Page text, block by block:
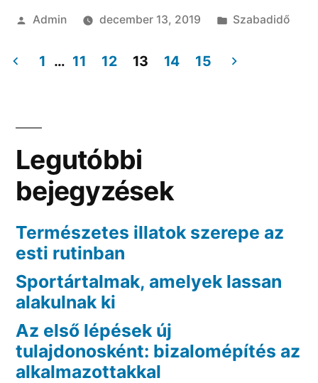
Szerző:
Admin december 13, 2019 Kategória:
Szabadidő
navigáció
1 … 11 12 13 14 15
Legutóbbi
bejegyzések
Természetes illatok szerepe az
esti rutinban
Sportártalmak, amelyek lassan
alakulnak ki
Az első lépések új
tulajdonosként: bizalomépítés az
alkalmazottakkal